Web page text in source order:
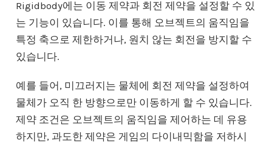
Rigidbody에는 이동 제약과 회전 제약을 설정할 수 있
는 기능이 있습니다. 이를 통해 오브젝트의 움직임을
특정 축으로 제한하거나, 원치 않는 회전을 방지할 수
있습니다.
예를 들어, 미끄러지는 물체에 회전 제약을 설정하여
물체가 오직 한 방향으로만 이동하게 할 수 있습니다.
제약 조건은 오브젝트의 움직임을 제어하는 데 유용
하지만, 과도한 제약은 게임의 다이내믹함을 저하시